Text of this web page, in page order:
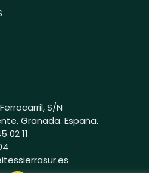
S/N
Granada. España.
02 11